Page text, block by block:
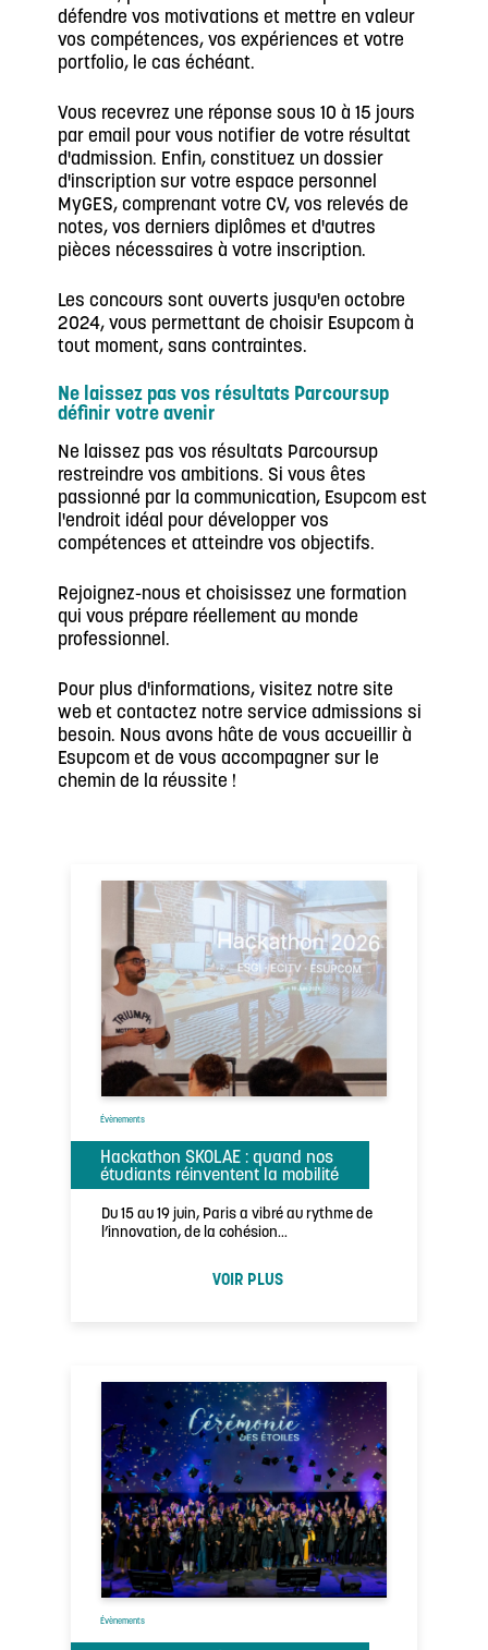
défendre vos motivations et mettre en valeur
vos compétences, vos expériences et votre
portfolio, le cas échéant.
Vous recevrez une réponse sous 10 à 15 jours
par email pour vous notifier de votre résultat
d'admission. Enfin, constituez un dossier
d'inscription sur votre espace personnel
MyGES, comprenant votre CV, vos relevés de
notes, vos derniers diplômes et d'autres
pièces nécessaires à votre inscription.
Les concours sont ouverts jusqu'en octobre
2024, vous permettant de choisir Esupcom à
tout moment, sans contraintes.
Ne laissez pas vos résultats Parcoursup
définir votre avenir
Ne laissez pas vos résultats Parcoursup
restreindre vos ambitions. Si vous êtes
passionné par la communication, Esupcom est
l'endroit idéal pour développer vos
compétences et atteindre vos objectifs.
Rejoignez-nous et choisissez une formation
qui vous prépare réellement au monde
professionnel.
Pour plus d'informations, visitez notre site
web et contactez notre service admissions si
besoin. Nous avons hâte de vous accueillir à
Esupcom et de vous accompagner sur le
chemin de la réussite !
Évènements
Hackathon SKOLAE : quand nos
étudiants réinventent la mobilité
Du 15 au 19 juin, Paris a vibré au rythme de
l’innovation, de la cohésion…
VOIR PLUS
Évènements